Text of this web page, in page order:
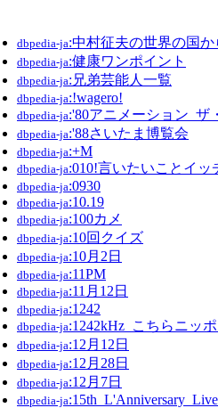
dbpedia-ja:中村征夫の世界の国か
dbpedia-ja:健康ワンポイント
dbpedia-ja:兄弟芸能人一覧
dbpedia-ja:!wagero!
dbpedia-ja:'80アニメーション_ザ
dbpedia-ja:'88さいたま博覧会
dbpedia-ja:+M
dbpedia-ja:010!言いたいことイッ
dbpedia-ja:0930
dbpedia-ja:10.19
dbpedia-ja:100カメ
dbpedia-ja:10回クイズ
dbpedia-ja:10月2日
dbpedia-ja:11PM
dbpedia-ja:11月12日
dbpedia-ja:1242
dbpedia-ja:1242kHz_こちらニッ
dbpedia-ja:12月12日
dbpedia-ja:12月28日
dbpedia-ja:12月7日
dbpedia-ja:15th_L'Anniversary_Live